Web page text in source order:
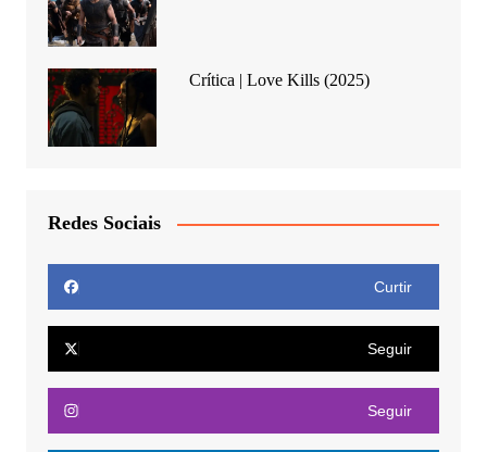
Crítica | Love Kills (2025)
Redes Sociais
Curtir
Seguir
Seguir